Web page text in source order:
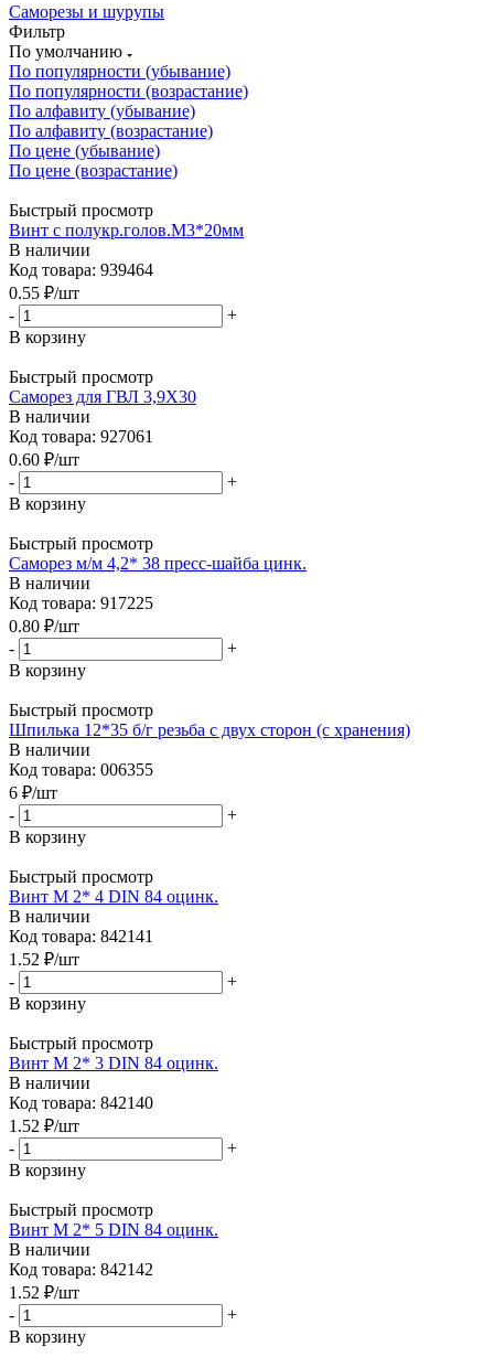
Саморезы и шурупы
Фильтр
По умолчанию
По популярности (убывание)
По популярности (возрастание)
По алфавиту (убывание)
По алфавиту (возрастание)
По цене (убывание)
По цене (возрастание)
Быстрый просмотр
Винт с полукр.голов.М3*20мм
В наличии
Код товара: 939464
0.55 ₽/шт
-
+
В корзину
Быстрый просмотр
Саморез для ГВЛ 3,9Х30
В наличии
Код товара: 927061
0.60 ₽/шт
-
+
В корзину
Быстрый просмотр
Саморез м/м 4,2* 38 пресс-шайба цинк.
В наличии
Код товара: 917225
0.80 ₽/шт
-
+
В корзину
Быстрый просмотр
Шпилька 12*35 б/г резьба с двух сторон (с хранения)
В наличии
Код товара: 006355
6 ₽/шт
-
+
В корзину
Быстрый просмотр
Винт М 2* 4 DIN 84 оцинк.
В наличии
Код товара: 842141
1.52 ₽/шт
-
+
В корзину
Быстрый просмотр
Винт М 2* 3 DIN 84 оцинк.
В наличии
Код товара: 842140
1.52 ₽/шт
-
+
В корзину
Быстрый просмотр
Винт М 2* 5 DIN 84 оцинк.
В наличии
Код товара: 842142
1.52 ₽/шт
-
+
В корзину